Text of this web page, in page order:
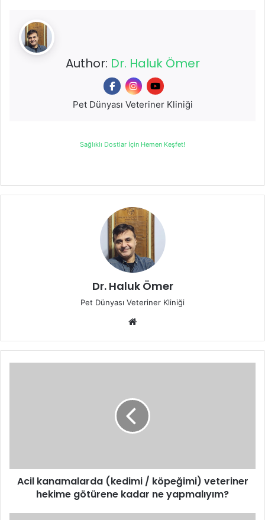
Author: Dr. Haluk Ömer
Pet Dünyası Veteriner Kliniği
Sağlıklı Dostlar İçin Hemen Keşfet!
Dr. Haluk Ömer
Pet Dünyası Veteriner Kliniği
Acil kanamalarda (kedimi / köpeğimi) veteriner
hekime götürene kadar ne yapmalıyım?